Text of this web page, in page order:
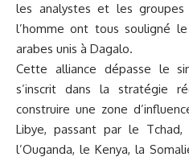
les analystes et les
l’homme ont tous souligné
arabes unis à Dagalo.
Cette alliance dépasse le
s’inscrit dans la stratégie
construire une zone
Libye, passant par le Tchad,
l’Ouganda, le Kenya, la